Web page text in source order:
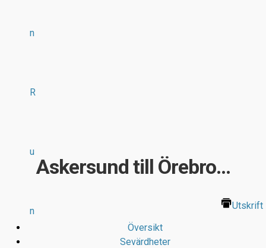
n
R
u
n
Askersund till Örebro...
Utskrift
Översikt
Sevärdheter